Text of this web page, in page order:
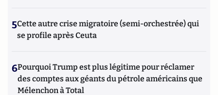
5Cette autre crise migratoire (semi-orchestrée) qui
se profile après Ceuta
6Pourquoi Trump est plus légitime pour réclamer
des comptes aux géants du pétrole américains que
Mélenchon à Total